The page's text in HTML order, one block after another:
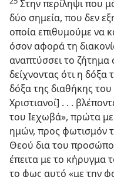
Στην περίληψι που
δύο σημεία, που δεν
οποία επιθυμούμε να
όσον αφορά τη
αναπτύσσει το ζήτημα
δείχνοντας ότι η δόξα
δόξα της διαθήκης του
Χριστιανοί] . . .
του Ιεχωβά», πρώτα με
ημών, προς φωτισμόν
Θεού δια του
έπειτα με το κήρυγμα
το φως αυτό «με την